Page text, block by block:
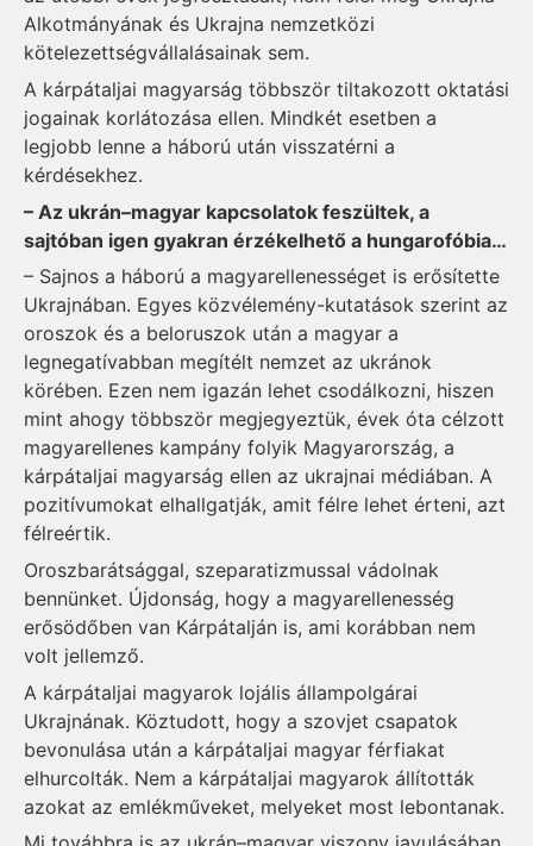
Alkotmányának és Ukrajna nemzetközi
kötelezettségvállalásainak sem.
A kárpátaljai magyarság többször tiltakozott oktatási
jogainak korlátozása ellen. Mindkét esetben a
legjobb lenne a háború után visszatérni a
kérdésekhez.
– Az ukrán–magyar kapcsolatok feszültek, a
sajtóban igen gyakran érzékelhető a hungarofóbia…
– Sajnos a háború a magyar­ellenességet is erősítette
Ukrajnában. Egyes közvélemény-­kutatások szerint az
oroszok és a beloruszok után a magyar a
legnegatívabban megítélt nemzet az ukránok
körében. Ezen nem igazán lehet csodálkozni, hiszen
mint ahogy többször megjegyeztük, évek óta célzott
magyarellenes kampány folyik Magyarország, a
kárpátaljai magyarság ellen az ukrajnai médiában. A
pozitívumokat elhallgatják, amit félre lehet érteni, azt
félreértik.
Oroszbarátsággal, szeparatizmussal vádolnak
bennünket. Újdonság, hogy a magyarellenesség
erősödőben van Kárpátalján is, ami korábban nem
volt jellemző.
A kárpátaljai magyarok lojális állampolgárai
Ukrajnának. Köztudott, hogy a szovjet csapatok
bevonulása után a kárpátaljai magyar férfiakat
elhurcolták. Nem a kárpátaljai magyarok állították
azokat az emlékműveket, melyeket most lebontanak.